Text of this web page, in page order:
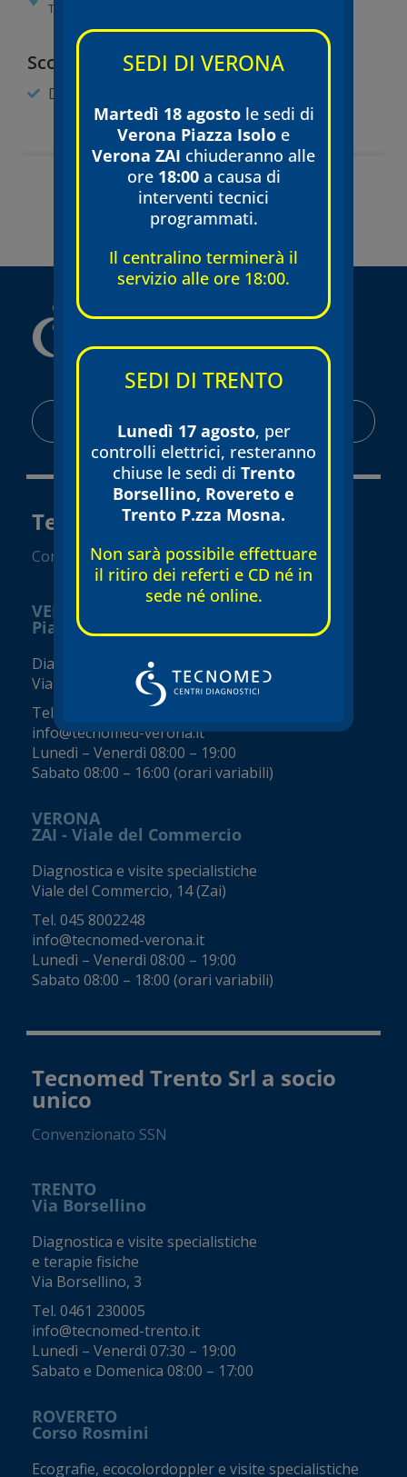
Tecnomed Verona Srl
Scopri di più:
Dermatologia
Torna all'equipe
AREA RISERVATA
Tecnomed Verona Srl
Convenzionato SSN
VERONA
Piazza Isolo
Diagnostica e visite specialistiche
Via Seghe San Tomaso, 17
Tel.
info@tecnomed-verona.it
Lunedì – Venerdì 08:00 – 19:00
Sabato 08:00 – 16:00 (orari variabili)
VERONA
ZAI - Viale del Commercio
Diagnostica e visite specialistiche
Viale del Commercio, 14 (Zai)
Tel. 045 8002248
info@tecnomed-verona.it
Lunedì – Venerdì 08:00 – 19:00
Sabato 08:00 – 18:00 (orari variabili)
Tecnomed Trento Srl a socio
unico
Convenzionato SSN
TRENTO
Via Borsellino
Diagnostica e visite specialistiche
e terapie fisiche
Via Borsellino, 3
Tel. 0461 230005
info@tecnomed-trento.it
Lunedì – Venerdì 07:30 – 19:00
Sabato e Domenica 08:00 – 17:00
ROVERETO
Corso Rosmini
Ecografie, ecocolordoppler e visite specialistiche
SEDI DI VERONA
Martedì 18 agostole sedi di
Verona Piazza Isolo e
Verona ZAI chiuderanno alle
ore 18:00a causa di
interventi tecnici
programmati.
Il centralino terminerà il
servizio alle ore 18:00.
SEDI DI TRENTO
Lunedì 17 agosto, per
controlli elettrici, resteranno
chiuse le sedi di Trento
Borsellino, Rovereto e
Trento P.zza Mosna.
Non sarà possibile effettuare
il ritiro dei referti e CD né in
sede né online.